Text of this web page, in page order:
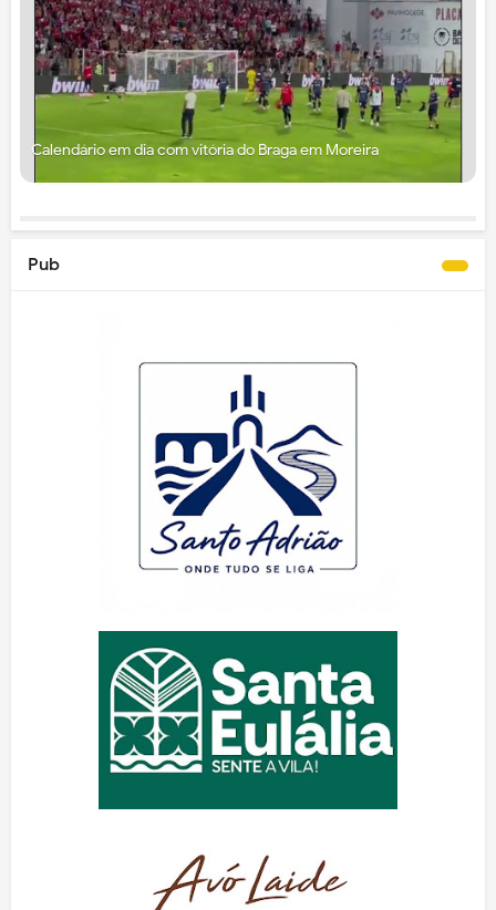
Calendário em dia com vitória do Braga em Moreira
Pub